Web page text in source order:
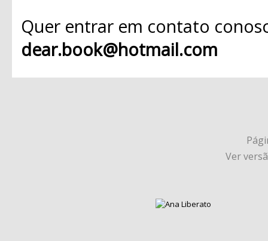
Quer entrar em contato
dear.book@hotmail.com
Ver